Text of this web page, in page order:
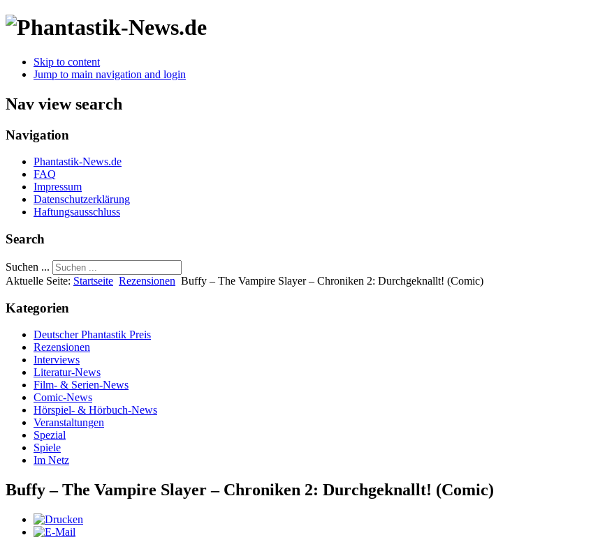
Skip to content
Jump to main navigation and login
Nav view search
Navigation
Phantastik-News.de
FAQ
Impressum
Datenschutzerklärung
Haftungsausschluss
Search
Suchen ...
Aktuelle Seite: Startseite Rezensionen Buffy – The Vampire Slayer – Chroniken 2: Durchgeknallt! (Comic)
Kategorien
Deutscher Phantastik Preis
Rezensionen
Interviews
Literatur-News
Film- & Serien-News
Comic-News
Hörspiel- & Hörbuch-News
Veranstaltungen
Spezial
Spiele
Im Netz
Buffy – The Vampire Slayer – Chroniken 2: Durchgeknallt! (Comic)